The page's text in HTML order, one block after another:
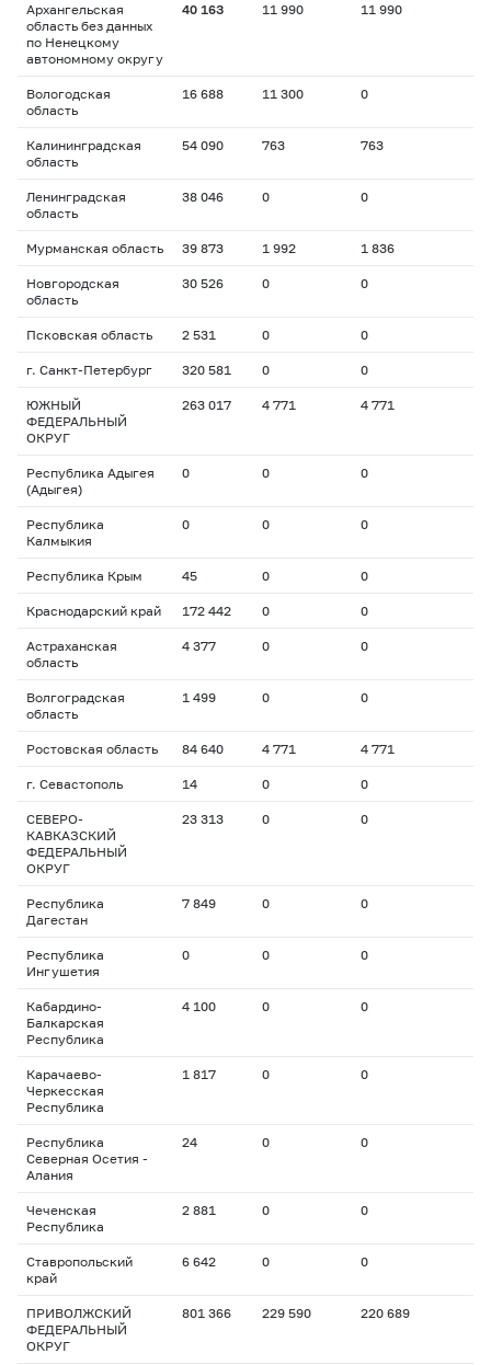
Архангельская
область без данных
по Ненецкому
автономному округу
40 163 11 990 11 990
Вологодская
область
16 688 11 300 0
Калининградская
область
54 090 763 763
Ленинградская
область
38 046 0 0
Мурманская область 39 873 1 992 1 836
Новгородская
область
30 526 0 0
Псковская область 2 531 0 0
г. Санкт-Петербург 320 581 0 0
ЮЖНЫЙ
ФЕДЕРАЛЬНЫЙ
ОКРУГ
263 017 4 771 4 771
Республика Адыгея
(Адыгея)
0 0 0
Республика
Калмыкия
0 0 0
Республика Крым 45 0 0
Краснодарский край 172 442 0 0
Астраханская
область
4 377 0 0
Волгоградская
область
1 499 0 0
Ростовская область 84 640 4 771 4 771
г. Севастополь 14 0 0
СЕВЕРО-
КАВКАЗСКИЙ
ФЕДЕРАЛЬНЫЙ
ОКРУГ
23 313 0 0
Республика
Дагестан
7 849 0 0
Республика
Ингушетия
0 0 0
Кабардино-
Балкарская
Республика
4 100 0 0
Карачаево-
Черкесская
Республика
1 817 0 0
Республика
Северная Осетия -
Алания
24 0 0
Чеченская
Республика
2 881 0 0
Ставропольский
край
6 642 0 0
ПРИВОЛЖСКИЙ
ФЕДЕРАЛЬНЫЙ
ОКРУГ
801 366 229 590 220 689